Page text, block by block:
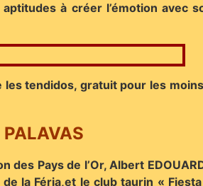
à créer l’émotion avec
tendidos, gratuit pour les
PALAVAS
Pays de l’Or, Albert
la Féria,et le club taurin «